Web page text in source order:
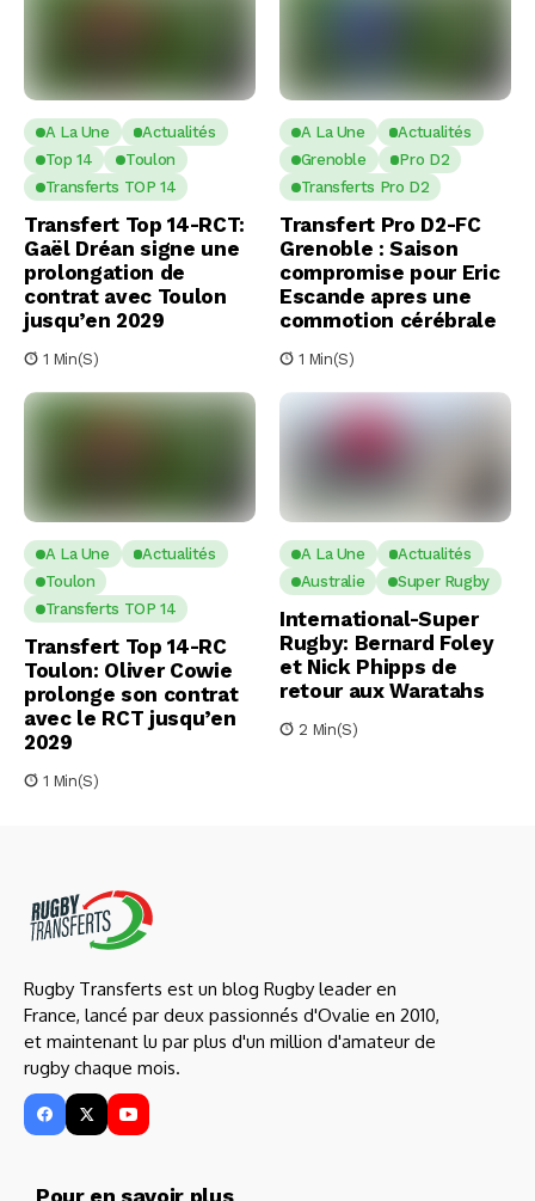
A La Une
Actualités
Top 14
Toulon
Transferts TOP 14
Transfert Top 14-RCT:
Gaël Dréan signe une
prolongation de
contrat avec Toulon
jusqu’en 2029
1 Min(s)
A La Une
Actualités
Grenoble
Pro D2
Transferts Pro D2
Transfert Pro D2-FC
Grenoble : Saison
compromise pour Eric
Escande apres une
commotion cérébrale
1 Min(s)
A La Une
Actualités
Toulon
Transferts TOP 14
Transfert Top 14-RC
Toulon: Oliver Cowie
prolonge son contrat
avec le RCT jusqu’en
2029
1 Min(s)
A La Une
Actualités
Australie
Super Rugby
International-Super
Rugby: Bernard Foley
et Nick Phipps de
retour aux Waratahs
2 Min(s)
Rugby Transferts est un blog Rugby leader en
France, lancé par deux passionnés d'Ovalie en 2010,
et maintenant lu par plus d'un million d'amateur de
rugby chaque mois.